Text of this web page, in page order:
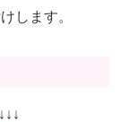
します。